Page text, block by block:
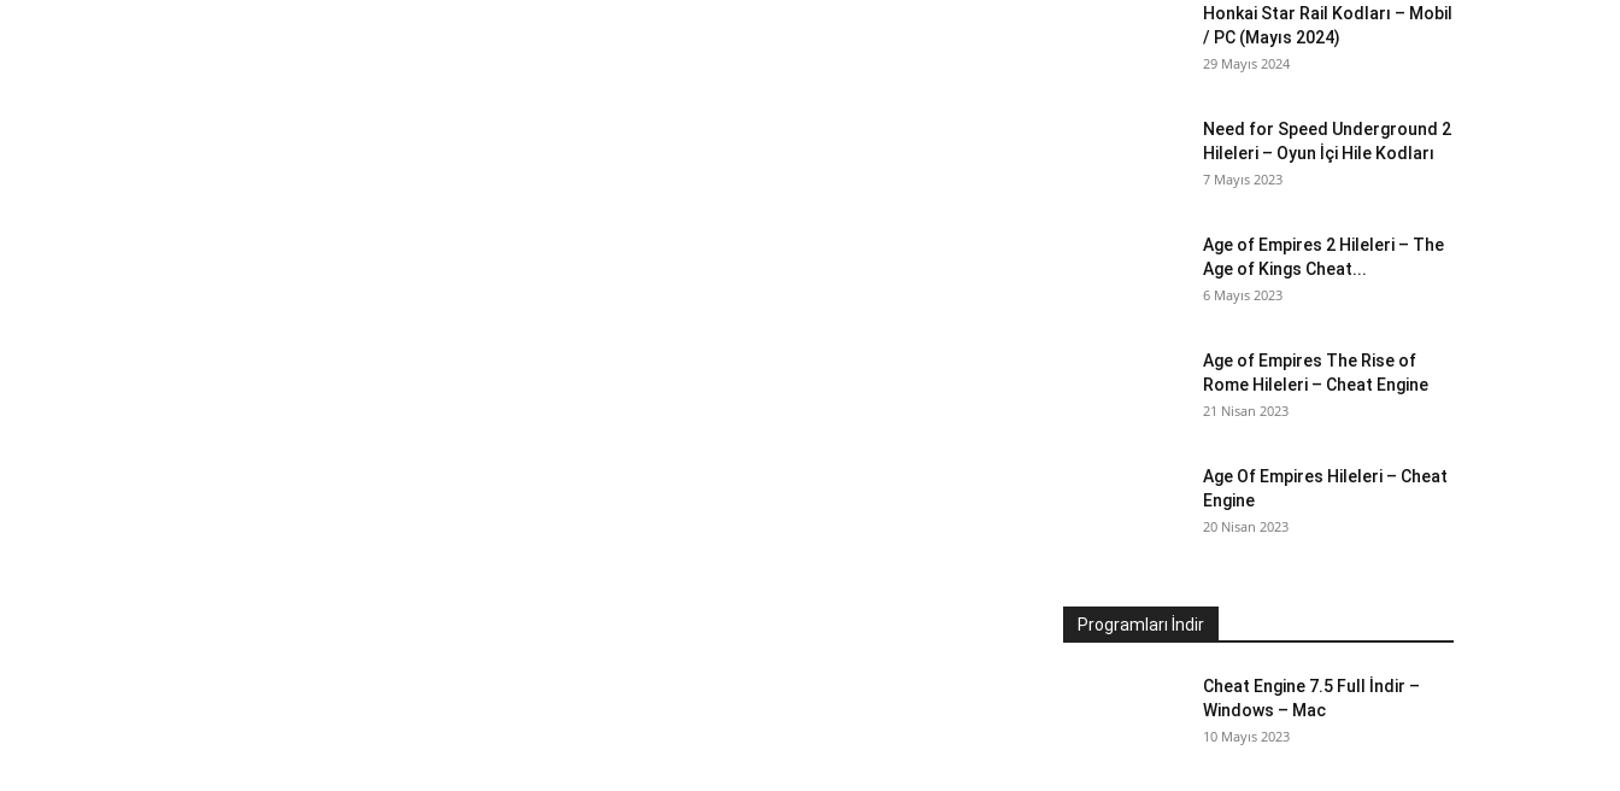
Honkai Star Rail Kodları – Mobil
/ PC (Mayıs 2024)
29 Mayıs 2024
Need for Speed Underground 2
Hileleri – Oyun İçi Hile Kodları
7 Mayıs 2023
Age of Empires 2 Hileleri – The
Age of Kings Cheat...
6 Mayıs 2023
Age of Empires The Rise of
Rome Hileleri – Cheat Engine
21 Nisan 2023
Age Of Empires Hileleri – Cheat
Engine
20 Nisan 2023
Programları İndir
Cheat Engine 7.5 Full İndir –
Windows – Mac
10 Mayıs 2023